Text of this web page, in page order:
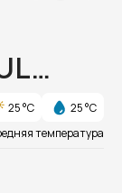
25 °C
25 °C
температура